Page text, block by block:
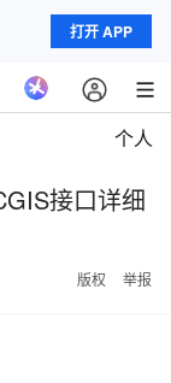
打开 APP
个人
接口详细
版权 举报